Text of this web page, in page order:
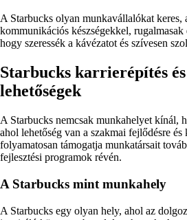
A Starbucks olyan munkavállalókat keres,
kommunikációs készségekkel, rugalmasak
hogy szeressék a kávézatot és szívesen
Starbucks karrierépítés
lehetőségek
A Starbucks nemcsak munkahelyet kínál,
ahol lehetőség van a szakmai fejlődésre
folyamatosan támogatja munkatársait
fejlesztési programok révén.
A Starbucks mint munkahely
A Starbucks egy olyan hely, ahol az